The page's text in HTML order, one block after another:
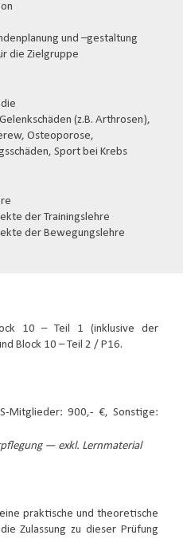
und –gestaltung
die Zielgruppe
(z.B. Arthrosen),
Osteoporose,
Sport bei Krebs
der Trainingslehre
der Bewegungslehre
10 – Teil 1 (inklusive der
Block 10 – Teil 2 / P16.
Mitglieder: 900,- €, Sonstige:
— exkl. Lernmaterial
praktische und theoretische
Zulassung zu dieser Prüfung